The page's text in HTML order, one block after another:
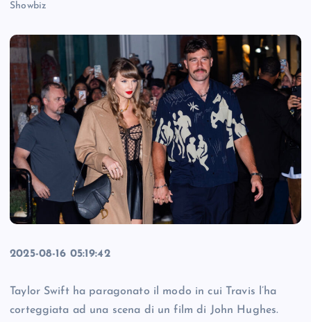
Showbiz
2025-08-16 05:19:42
Taylor Swift ha paragonato il modo in cui Travis l’ha
corteggiata ad una scena di un film di John Hughes.